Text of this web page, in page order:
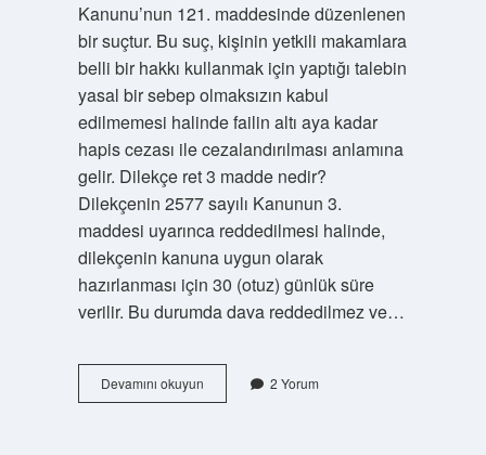
Kanunu’nun 121. maddesinde düzenlenen
bir suçtur. Bu suç, kişinin yetkili makamlara
belli bir hakkı kullanmak için yaptığı talebin
yasal bir sebep olmaksızın kabul
edilmemesi halinde failin altı aya kadar
hapis cezası ile cezalandırılması anlamına
gelir. Dilekçe ret 3 madde nedir?
Dilekçenin 2577 sayılı Kanunun 3.
maddesi uyarınca reddedilmesi halinde,
dilekçenin kanuna uygun olarak
hazırlanması için 30 (otuz) günlük süre
verilir. Bu durumda dava reddedilmez ve…
Devamını okuyunDilekçe
Reddedilir
2 Yorum